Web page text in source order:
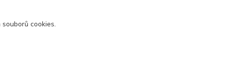
souborů cookies.